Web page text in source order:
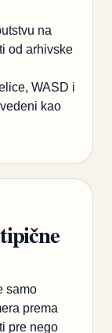
na
od arhivske
WASD i
kao
samo
prema
pre nego